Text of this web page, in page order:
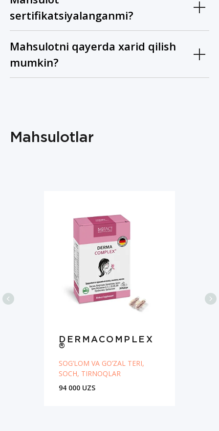
sertifikatsiyalanganmi?
Mahsulotni qayerda xarid qilish
mumkin?
Mahsulotlar
DERMACOMPLEX
®
SOG’LOM VA GO’ZAL TERI,
SOCH, TIRNOQLAR
94 000 UZS